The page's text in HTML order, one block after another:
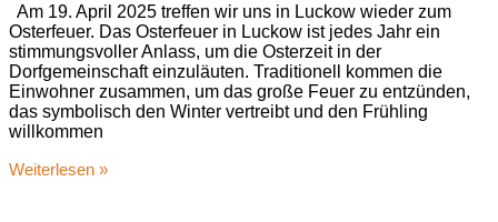
Am 19. April 2025 treffen wir uns in Luckow wieder zum
Osterfeuer. Das Osterfeuer in Luckow ist jedes Jahr ein
stimmungsvoller Anlass, um die Osterzeit in der
Dorfgemeinschaft einzuläuten. Traditionell kommen die
Einwohner zusammen, um das große Feuer zu entzünden,
das symbolisch den Winter vertreibt und den Frühling
willkommen
Weiterlesen »